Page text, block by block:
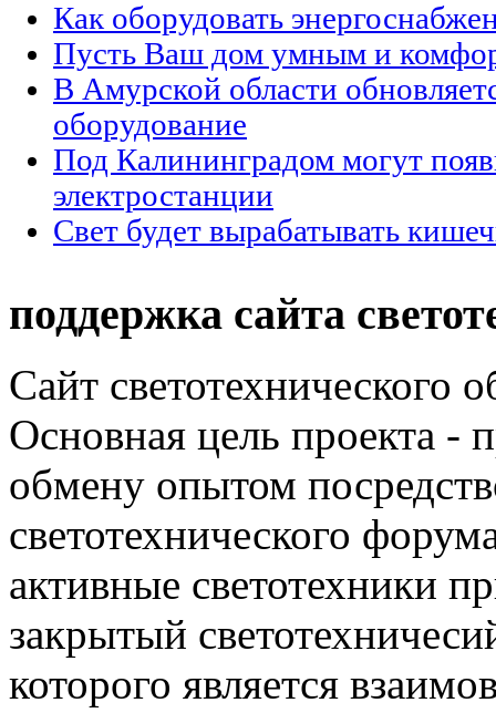
Как оборудовать
Пусть Ваш дом умным и
В Амурской области
оборудование
Под Калининградом могут
электростанции
Свет будет вырабатывать
поддержка сайта
Сайт светотехнического
Основная цель проекта -
обмену опытом
светотехнического
активные светотехники
закрытый
которого является